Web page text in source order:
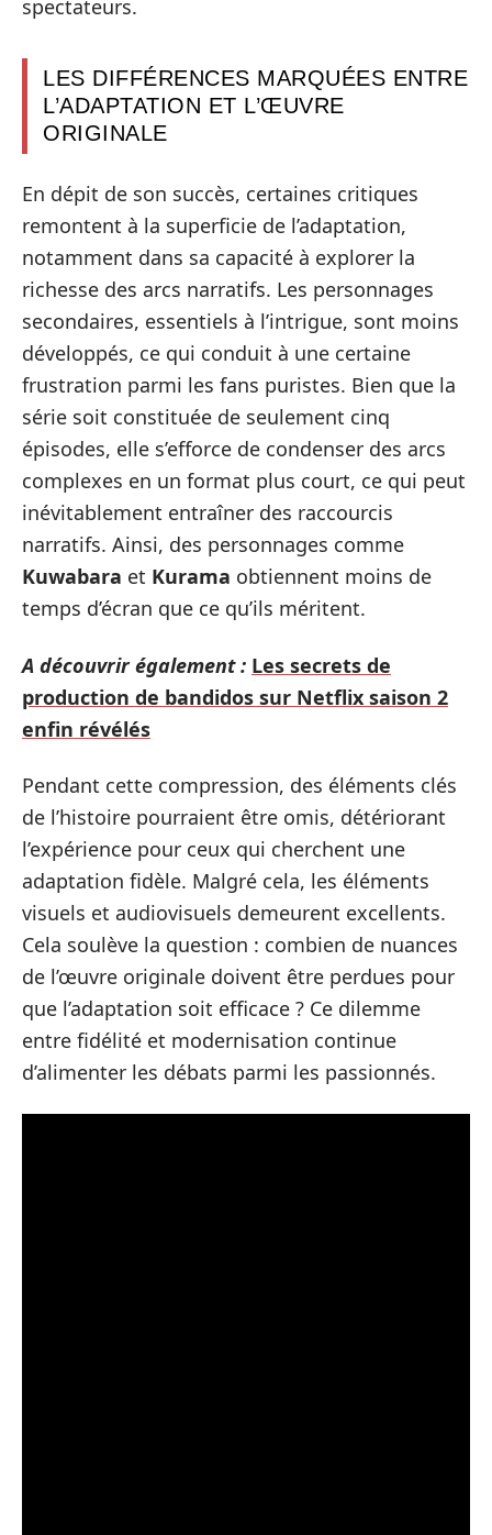
spectateurs.
LES DIFFÉRENCES MARQUÉES ENTRE
L’ADAPTATION ET L’ŒUVRE
ORIGINALE
En dépit de son succès, certaines critiques
remontent à la superficie de l’adaptation,
notamment dans sa capacité à explorer la
richesse des arcs narratifs. Les personnages
secondaires, essentiels à l’intrigue, sont moins
développés, ce qui conduit à une certaine
frustration parmi les fans puristes. Bien que la
série soit constituée de seulement cinq
épisodes, elle s’efforce de condenser des arcs
complexes en un format plus court, ce qui peut
inévitablement entraîner des raccourcis
narratifs. Ainsi, des personnages comme
Kuwabara et Kurama obtiennent moins de
temps d’écran que ce qu’ils méritent.
A découvrir également : Les secrets de
production de bandidos sur Netflix saison 2
enfin révélés
Pendant cette compression, des éléments clés
de l’histoire pourraient être omis, détériorant
l’expérience pour ceux qui cherchent une
adaptation fidèle. Malgré cela, les éléments
visuels et audiovisuels demeurent excellents.
Cela soulève la question : combien de nuances
de l’œuvre originale doivent être perdues pour
que l’adaptation soit efficace ? Ce dilemme
entre fidélité et modernisation continue
d’alimenter les débats parmi les passionnés.